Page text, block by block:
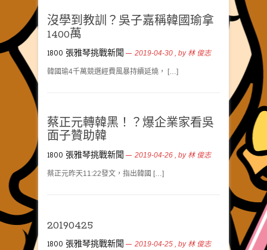
沒學到教訓？吳子嘉稱韓國瑜拿
1400萬
1800 張雅琴挑戰新聞 2019-04-30 , by 林 俊志
韓國瑜4千萬競選經費風暴持續延燒， […]
蔡正元轉韓黑！？爆企業家看吳
面子贊助韓
1800 張雅琴挑戰新聞 2019-04-26 , by 林 俊志
蔡正元昨天11:22發文，指出韓國 […]
20190425
1800 張雅琴挑戰新聞 2019-04-25 , by 林 俊志